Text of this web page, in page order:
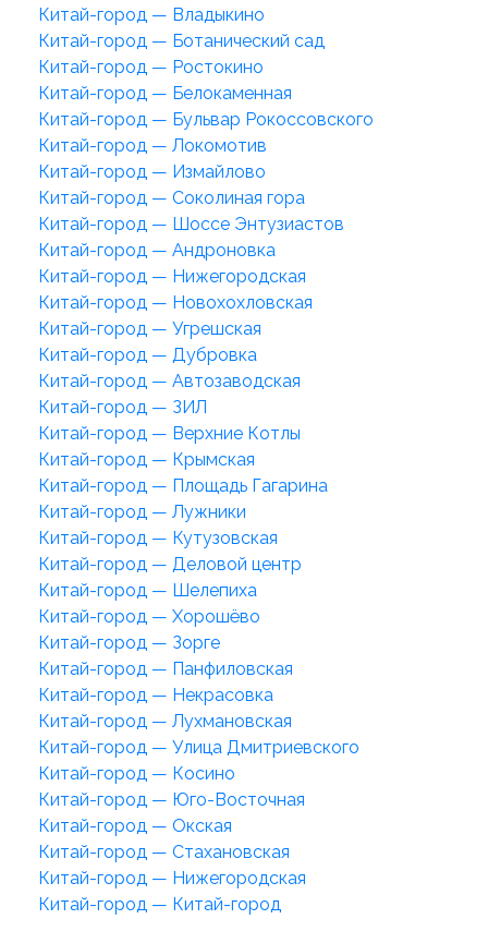
Китай-город — Владыкино
Китай-город — Ботанический сад
Китай-город — Ростокино
Китай-город — Белокаменная
Китай-город — Бульвар Рокоссовского
Китай-город — Локомотив
Китай-город — Измайлово
Китай-город — Соколиная гора
Китай-город — Шоссе Энтузиастов
Китай-город — Андроновка
Китай-город — Нижегородская
Китай-город — Новохохловская
Китай-город — Угрешская
Китай-город — Дубровка
Китай-город — Автозаводская
Китай-город — ЗИЛ
Китай-город — Верхние Котлы
Китай-город — Крымская
Китай-город — Площадь Гагарина
Китай-город — Лужники
Китай-город — Кутузовская
Китай-город — Деловой центр
Китай-город — Шелепиха
Китай-город — Хорошёво
Китай-город — Зорге
Китай-город — Панфиловская
Китай-город — Некрасовка
Китай-город — Лухмановская
Китай-город — Улица Дмитриевского
Китай-город — Косино
Китай-город — Юго-Восточная
Китай-город — Окская
Китай-город — Стахановская
Китай-город — Нижегородская
Китай-город — Китай-город